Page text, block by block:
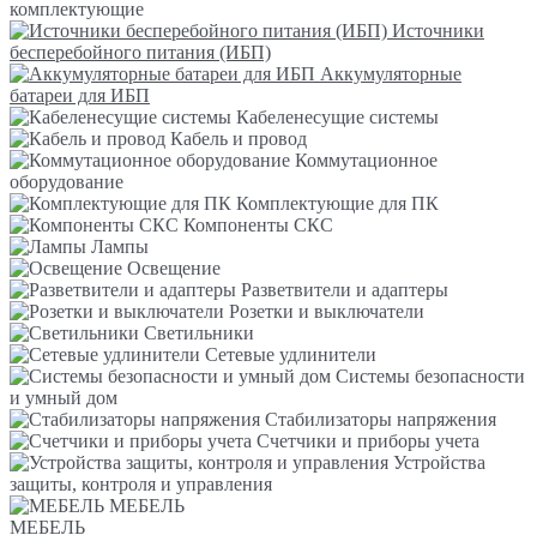
комплектующие
Источники
бесперебойного питания (ИБП)
Аккумуляторные
батареи для ИБП
Кабеленесущие системы
Кабель и провод
Коммутационное
оборудование
Комплектующие для ПК
Компоненты СКС
Лампы
Освещение
Разветвители и адаптеры
Розетки и выключатели
Светильники
Сетевые удлинители
Системы безопасности
и умный дом
Стабилизаторы напряжения
Счетчики и приборы учета
Устройства
защиты, контроля и управления
МЕБЕЛЬ
МЕБЕЛЬ